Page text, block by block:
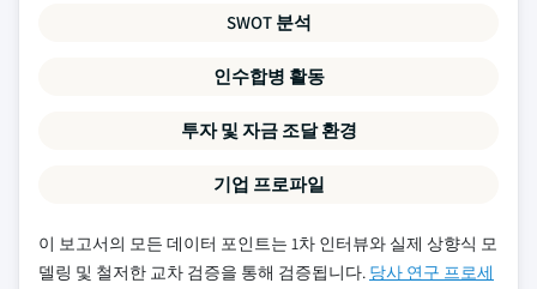
SWOT 분석
인수합병 활동
투자 및 자금 조달 환경
기업 프로파일
이 보고서의 모든 데이터 포인트는 1차 인터뷰와 실제 상향식 모
델링 및 철저한 교차 검증을 통해 검증됩니다. 당사 연구 프로세